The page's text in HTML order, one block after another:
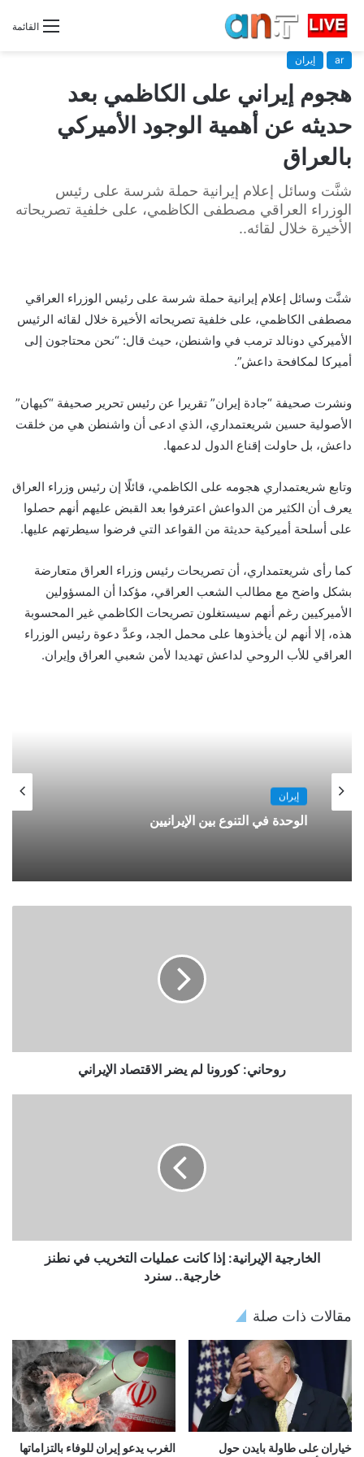
القائمة
ar إيران
هجوم إيراني على الكاظمي بعد
حديثه عن أهمية الوجود الأميركي
بالعراق
شنَّت وسائل إعلام إيرانية حملة شرسة على رئيس
الوزراء العراقي مصطفى الكاظمي، على خلفية تصريحاته
الأخيرة خلال لقائه..
شنَّت وسائل إعلام إيرانية حملة شرسة على رئيس الوزراء العراقي
مصطفى الكاظمي، على خلفية تصريحاته الأخيرة خلال لقائه الرئيس
الأميركي دونالد ترمب في واشنطن، حيث قال: “نحن محتاجون إلى
أميركا لمكافحة داعش”.
ونشرت صحيفة “جادة إيران” تقريرا عن رئيس تحرير صحيفة “كيهان”
الأصولية حسين شريعتمداري، الذي ادعى أن واشنطن هي من خلقت
داعش، بل حاولت إقناع الدول لدعمها.
وتابع شريعتمداري هجومه على الكاظمي، قائلًا إن رئيس وزراء العراق
يعرف أن الكثير من الدواعش اعترفوا بعد القبض عليهم أنهم حصلوا
على أسلحة أميركية حديثة من القواعد التي فرضوا سيطرتهم عليها.
كما رأى شريعتمداري، أن تصريحات رئيس وزراء العراق متعارضة
بشكل واضح مع مطالب الشعب العراقي، مؤكدا أن المسؤولين
الأميركيين رغم أنهم سيستغلون تصريحات الكاظمي غير المحسوبة
هذه، إلا أنهم لن يأخذوها على محمل الجد، وعدَّ دعوة رئيس الوزراء
العراقي للأب الروحي لداعش تهديدا لأمن شعبي العراق وإيران.
إيران
الوحدة في التنوع بين الإيرانيين
روحاني: كورونا لم يضر الاقتصاد الإيراني
الخارجية الإيرانية: إذا كانت عمليات التخريب في نطنز
خارجية.. سنرد
مقالات ذات صلة
خياران على طاولة بايدن حول
الغرب يدعو إيران للوفاء بالتزاماتها